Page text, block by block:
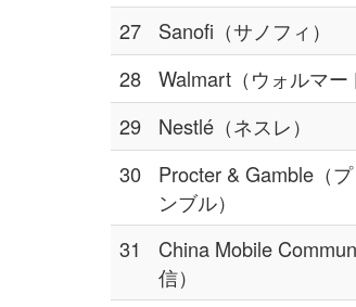
27
Sanofi（サノフィ）
28
Walmart（ウォルマー
29
Nestlé（ネスレ）
30
Procter & Gamble（
ンブル）
31
China Mobile
信）